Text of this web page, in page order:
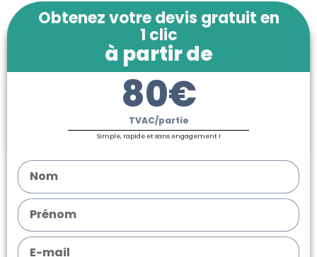
Obtenez votre devis gratuit en
1 clic
à partir de
80€
TVAC/partie
Simple, rapide et sans engagement !